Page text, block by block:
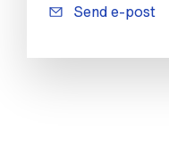
Send e-post